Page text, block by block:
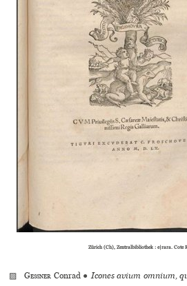
Zürich (Ch), Zentralbibliothek : e|rara. Cote
▨Gessner Conrad ● Icones avium omnium,